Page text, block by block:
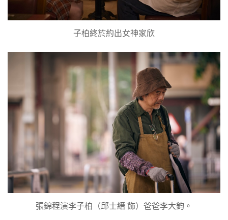
子柏終於約出女神家欣
張錦程演李子柏（邱士縉 飾）爸爸李大鈞。